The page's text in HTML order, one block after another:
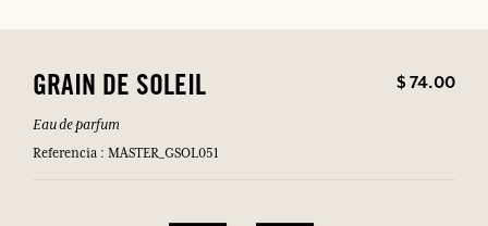
GRAIN DE SOLEIL $ 74.00
Eau de parfum
Referencia : MASTER_GSOL051